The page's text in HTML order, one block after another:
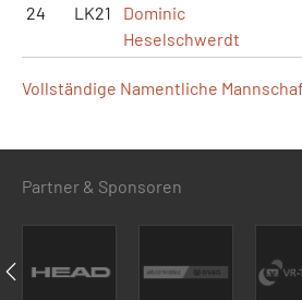
24 LK21
Dominic
Heselschwerdt
Vollständige Namentliche
Partner & Sponsoren